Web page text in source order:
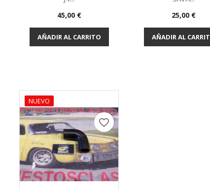
Vista rápida
Precio
45,00 €
AÑADIR AL CARRITO
Vista rápida
Precio
25,00 €
AÑADIR AL
NUEVO
favorite_border